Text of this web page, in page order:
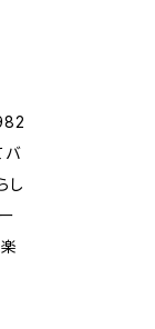
バ
し